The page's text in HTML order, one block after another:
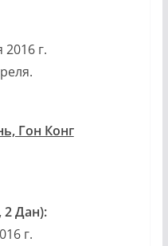
г.
Гон Конг
2 Дан):
г.